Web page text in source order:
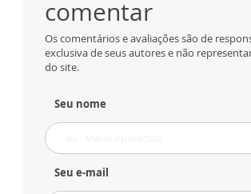
comentar
Os comentários e avaliações são de
exclusiva de seus autores e não
do site.
Seu nome
Seu e-mail